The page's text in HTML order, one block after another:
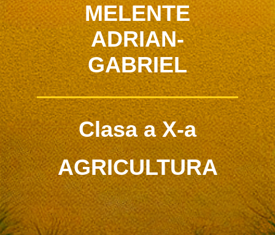
MELENTE
ADRIAN-
GABRIEL
Clasa a X-a
AGRICULTURA